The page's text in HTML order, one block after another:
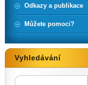
Odkazy a publikace
Můžete pomoci?
Vyhledávání